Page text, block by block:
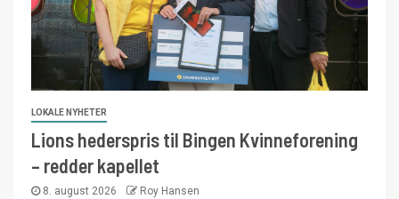
LOKALE NYHETER
Lions hederspris til Bingen Kvinneforening
– redder kapellet
8. august 2026 Roy Hansen